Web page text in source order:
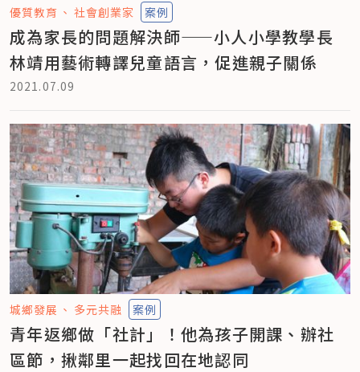
優質教育 社會創業家 案例
成為家長的問題解決師——小人小學教學長
林靖用藝術轉譯兒童語言，促進親子關係
2021.07.09
城鄉發展 多元共融 案例
青年返鄉做「社計」！他為孩子開課、辦社
區節，揪鄰里一起找回在地認同